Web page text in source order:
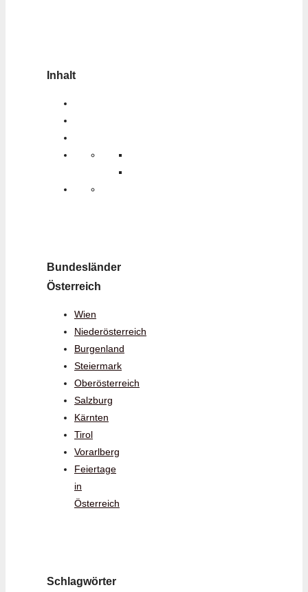
Inhalt
Bundesländer
Österreich
Wien
Niederösterreich
Burgenland
Steiermark
Oberösterreich
Salzburg
Kärnten
Tirol
Vorarlberg
Feiertage
in
Österreich
Schlagwörter